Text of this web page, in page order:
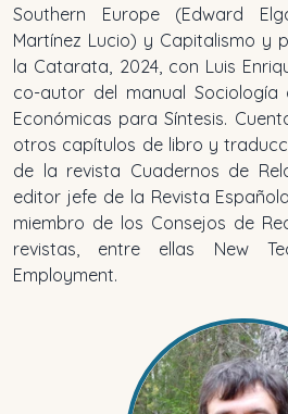
Southern Europe(Edward
Martínez Lucio) y Capitalismo y
la Catarata, 2024, con Luis
co-autor del manual Sociología
Económicas para Síntesis.
otros capítulos de libro y
de la revista Cuadernos de
editor jefe de la Revista
miembro de los Consejos de
revistas, entre ellas New
Employment.